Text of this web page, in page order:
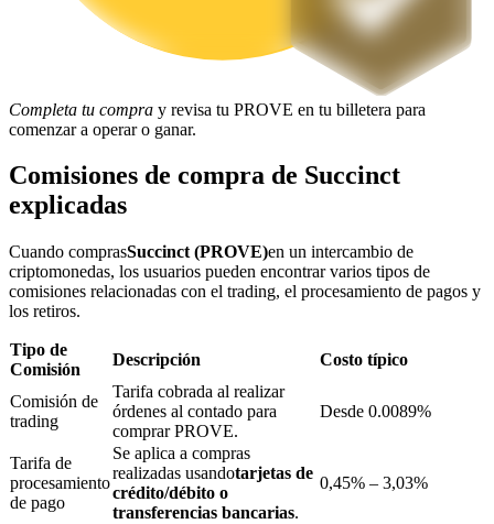
Inversiones exclusivas para titulares de BTR
Préstamos
Servicio de préstamos respaldado por criptomonedas
Completa tu compra y revisa tu PROVE en tu billetera para
comenzar a operar o ganar.
Comisiones de compra de Succinct
explicadas
Cuando comprasSuccinct (PROVE)en un intercambio de
criptomonedas, los usuarios pueden encontrar varios tipos de
comisiones relacionadas con el trading, el procesamiento de pagos y
los retiros.
Tipo de
Comisión
Descripción Costo típico
Comisión de
trading
Tarifa cobrada al realizar
órdenes al contado para
comprar PROVE.
Desde 0.0089%
Tarifa de
procesamiento
de pago
Se aplica a compras
realizadas usandotarjetas de
crédito/débito o
transferencias bancarias.
0,45% – 3,03%